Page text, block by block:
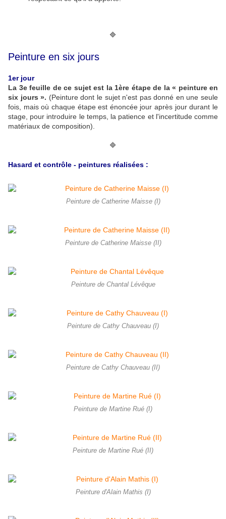
🔷
Peinture en six jours
1er jour
La 3e feuille de ce sujet est la 1ère étape de la « peinture en
six jours ». (Peinture dont le sujet n'est pas donné en une seule
fois, mais où chaque étape est énoncée jour après jour durant le
stage, pour introduire le temps, la patience et l'incertitude comme
matériaux de composition).
🔷
Hasard et contrôle - peintures réalisées :
Peinture de Catherine Maisse (I)
Peinture de Catherine Maisse (II)
Peinture de Chantal Lévêque
Peinture de Cathy Chauveau (I)
Peinture de Cathy Chauveau (II)
Peinture de Martine Rué (I)
Peinture de Martine Rué (II)
Peinture d'Alain Mathis (I)